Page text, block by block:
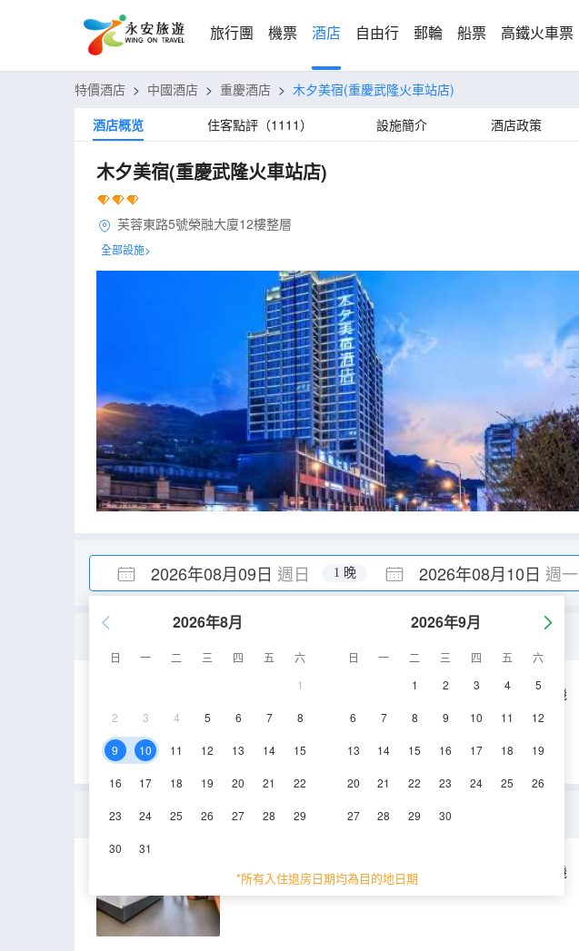
旅行團 機票 酒店 自由行 郵輪 船票 高鐵火車票
特價酒店 > 中國酒店 > 重慶酒店 > 木夕美宿(重慶武隆火車站店)
酒店概览
住客點評（1111） 設施簡介 酒店政策
木夕美宿(重慶武隆火車站店)
芙蓉東路5號榮融大廈12樓整層
全部設施>
2026年08月09日 週日 2026年08月10日 週一
1 晚
2026年8月
日 一 二 三 四 五
六
1
2 3 4 5 6 7 8
9 10 11 12 13 14 15
16 17 18 19 20 21 22
23 24 25 26 27 28 29
30 31
2026年9月
日 一 二 三 四 五
六
1
2 3 4 5
6 7 8 9 10 11 12
13 14 15 16 17 18 19
20 21 22 23 24 25 26
27 28 29 30
*所有入住退房日期均為目的地日期
25-30㎡ 空調 淋浴 電視機
森林綠氧·靜享城景大床房
25-28㎡ 7層 空調 電視機